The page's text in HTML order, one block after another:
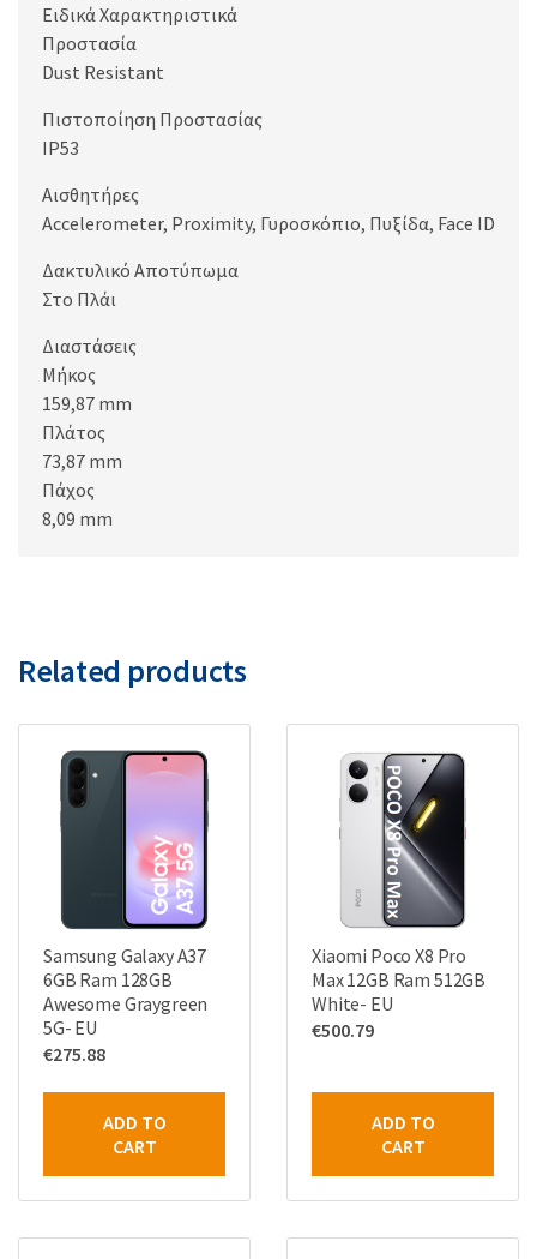
Ειδικά Χαρακτηριστικά
Προστασία
Dust Resistant
Πιστοποίηση Προστασίας
IP53
Αισθητήρες
Accelerometer, Proximity, Γυροσκόπιο, Πυξίδα, Face ID
Δακτυλικό Αποτύπωμα
Στο Πλάι
Διαστάσεις
Μήκος
159,87 mm
Πλάτος
73,87 mm
Πάχος
8,09 mm
Related products
Samsung Galaxy A37
6GB Ram 128GB
Awesome Graygreen
5G- EU
€275.88
ADD TO
CART
Xiaomi Poco X8 Pro
Max 12GB Ram 512GB
White- EU
€500.79
ADD TO
CART